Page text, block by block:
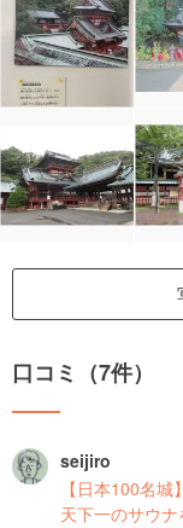
口コミ（7件）
seijiro
【日本100名
天下一のサウナ